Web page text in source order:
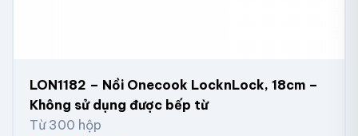
LON1182 – Nồi Onecook LocknLock, 18cm –
Không sử dụng được bếp từ
Từ 300 hộp